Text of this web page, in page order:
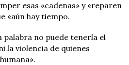
esas «cadenas» y «reparen
«aún hay tiempo.
palabra no puede tenerla el
la violencia de quienes